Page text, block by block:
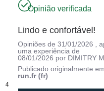
4
Opinião verificada
Lindo e confortável!
Opiniões de31/01/2026
,
uma experiência de
08/01/2026 por DIMITRY
Publicado originalmente
run.fr (fr)